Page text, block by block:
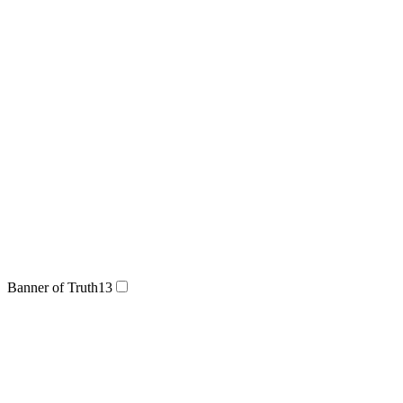
Banner of Truth13